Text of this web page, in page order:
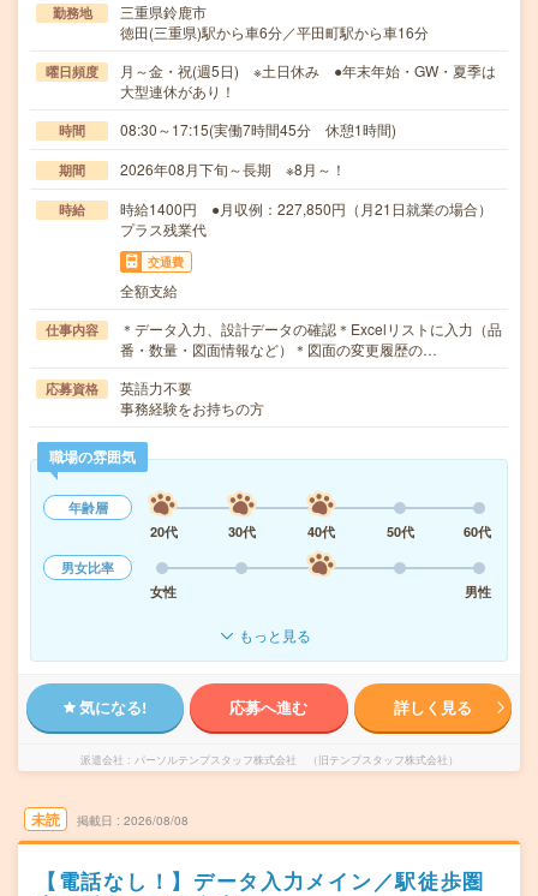
勤務地
三重県鈴鹿市
徳田(三重県)駅から車6分／平田町駅から車16分
曜日頻度
月～金・祝(週5日) ※土日休み ●年末年始・GW・夏季は
大型連休があり！
時間 08:30～17:15(実働7時間45分 休憩1時間)
期間 2026年08月下旬～長期 ※8月～！
時給
時給1400円 ●月収例：227,850円（月21日就業の場合）
プラス残業代
交通費
全額支給
仕事内容
＊データ入力、設計データの確認＊Excelリストに入力（品
番・数量・図面情報など）＊図面の変更履歴の…
応募資格
英語力不要
事務経験をお持ちの方
職場の雰囲気
年齢層
20代
30代 40代 50代
60代
男女比率
女性
男性
もっと見る
気になる! 応募へ進む 詳しく見る
派遣会社 パーソルテンプスタッフ株式会社 （旧テンプスタッフ株式会社）
未読 掲載日 2026/08/08
【電話なし！】データ入力メイン／駅徒歩圏